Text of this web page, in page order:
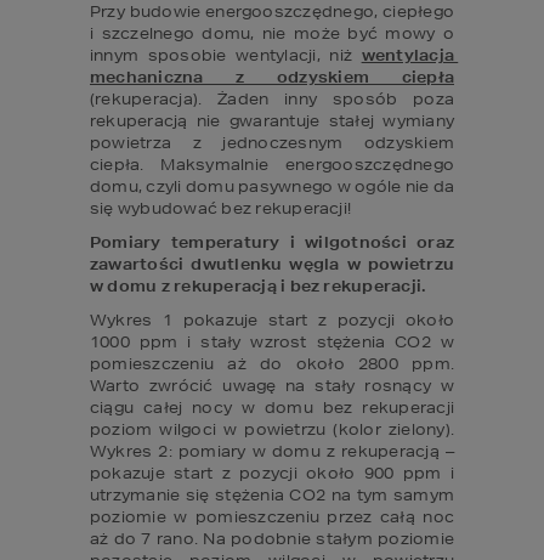
Przy budowie energooszczędnego, ciepłego
i szczelnego domu, nie może być mowy o
innym sposobie wentylacji, niż wentylacja
mechaniczna z odzyskiem ciepła
(rekuperacja). Żaden inny sposób poza
rekuperacją nie gwarantuje stałej wymiany
powietrza z jednoczesnym odzyskiem
ciepła. Maksymalnie energooszczędnego
domu, czyli domu pasywnego w ogóle nie da
się wybudować bez rekuperacji!
Pomiary temperatury i wilgotności oraz
zawartości dwutlenku węgla w powietrzu
w domu z rekuperacją i bez rekuperacji.
Wykres 1 pokazuje start z pozycji około
1000 ppm i stały wzrost stężenia CO2 w
pomieszczeniu aż do około 2800 ppm.
Warto zwrócić uwagę na stały rosnący w
ciągu całej nocy w domu bez rekuperacji
poziom wilgoci w powietrzu (kolor zielony).
Wykres 2: pomiary w domu z rekuperacją –
pokazuje start z pozycji około 900 ppm i
utrzymanie się stężenia CO2 na tym samym
poziomie w pomieszczeniu przez całą noc
aż do 7 rano. Na podobnie stałym poziomie